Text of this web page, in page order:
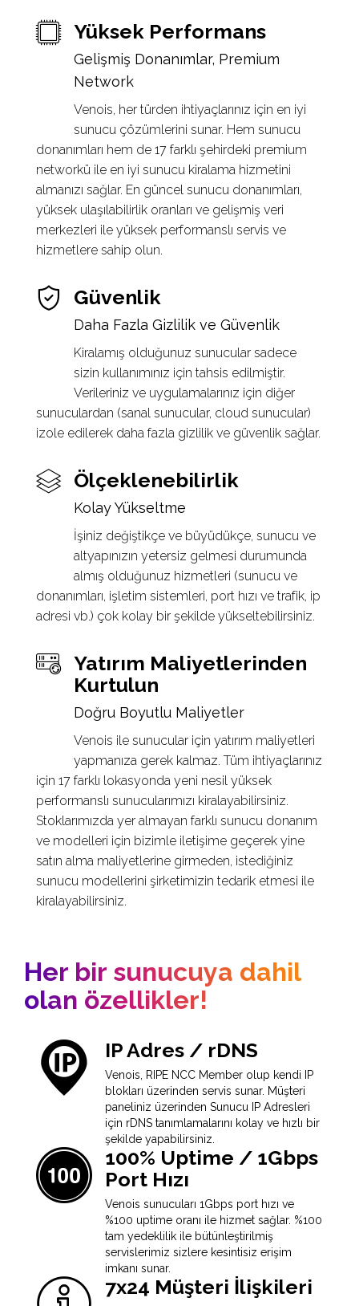
Yüksek Performans
Gelişmiş Donanımlar, Premium
Network
Venois, her türden ihtiyaçlarınız için en iyi
sunucu çözümlerini sunar. Hem sunucu
donanımları hem de 17 farklı şehirdeki premium
networkü ile en iyi sunucu kiralama hizmetini
almanızı sağlar. En güncel sunucu donanımları,
yüksek ulaşılabilirlik oranları ve gelişmiş veri
merkezleri ile yüksek performanslı servis ve
hizmetlere sahip olun.
Güvenlik
Daha Fazla Gizlilik ve Güvenlik
Kiralamış olduğunuz sunucular sadece
sizin kullanımınız için tahsis edilmiştir.
Verileriniz ve uygulamalarınız için diğer
sunuculardan (sanal sunucular, cloud sunucular)
izole edilerek daha fazla gizlilik ve güvenlik sağlar.
Ölçeklenebilirlik
Kolay Yükseltme
İşiniz değiştikçe ve büyüdükçe, sunucu ve
altyapınızın yetersiz gelmesi durumunda
almış olduğunuz hizmetleri (sunucu ve
donanımları, işletim sistemleri, port hızı ve trafik, ip
adresi vb.) çok kolay bir şekilde yükseltebilirsiniz.
Yatırım Maliyetlerinden
Kurtulun
Doğru Boyutlu Maliyetler
Venois ile sunucular için yatırım maliyetleri
yapmanıza gerek kalmaz. Tüm ihtiyaçlarınız
için 17 farklı lokasyonda yeni nesil yüksek
performanslı sunucularımızı kiralayabilirsiniz.
Stoklarımızda yer almayan farklı sunucu donanım
ve modelleri için bizimle iletişime geçerek yine
satın alma maliyetlerine girmeden, istediğiniz
sunucu modellerini şirketimizin tedarik etmesi ile
kiralayabilirsiniz.
Her bir sunucuya dahil
olan özellikler!
IP Adres / rDNS
Venois, RIPE NCC Member olup kendi IP
blokları üzerinden servis sunar. Müşteri
paneliniz üzerinden Sunucu IP Adresleri
için rDNS tanımlamalarını kolay ve hızlı bir
şekilde yapabilirsiniz.
100% Uptime / 1Gbps
Port Hızı
Venois sunucuları 1Gbps port hızı ve
%100 uptime oranı ile hizmet sağlar. %100
tam yedeklilik ile bütünleştirilmiş
servislerimiz sizlere kesintisiz erişim
imkanı sunar.
7x24 Müşteri İlişkileri